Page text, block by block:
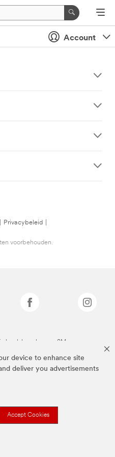
device to enhance site
deliver you advertisements
Accept Cookies
Account
Privacybeleid
voorbehouden.
handelsmerken van 3M.we